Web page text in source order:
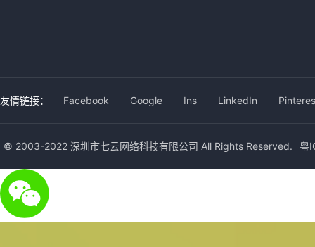
友情链接： Facebook Google Ins LinkedIn
© 2003-2022 深圳市七云网络科技有限公司 All Rights Reserved. 粤